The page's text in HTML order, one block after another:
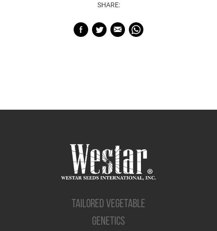
SHARE:
TAILORED VEGETABLE
GENETICS